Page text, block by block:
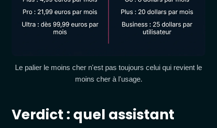
Le palier le moins cher n'est pas toujours celui qui revient le
moins cher à l'usage.
Verdict : quel assistant